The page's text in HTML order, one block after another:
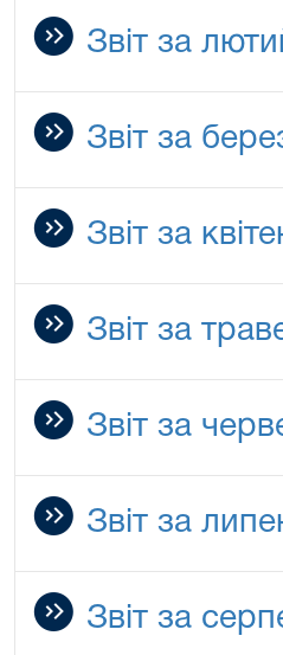
Звіт за
Звіт за
Звіт за
Звіт за
Звіт за
Звіт за
Звіт за